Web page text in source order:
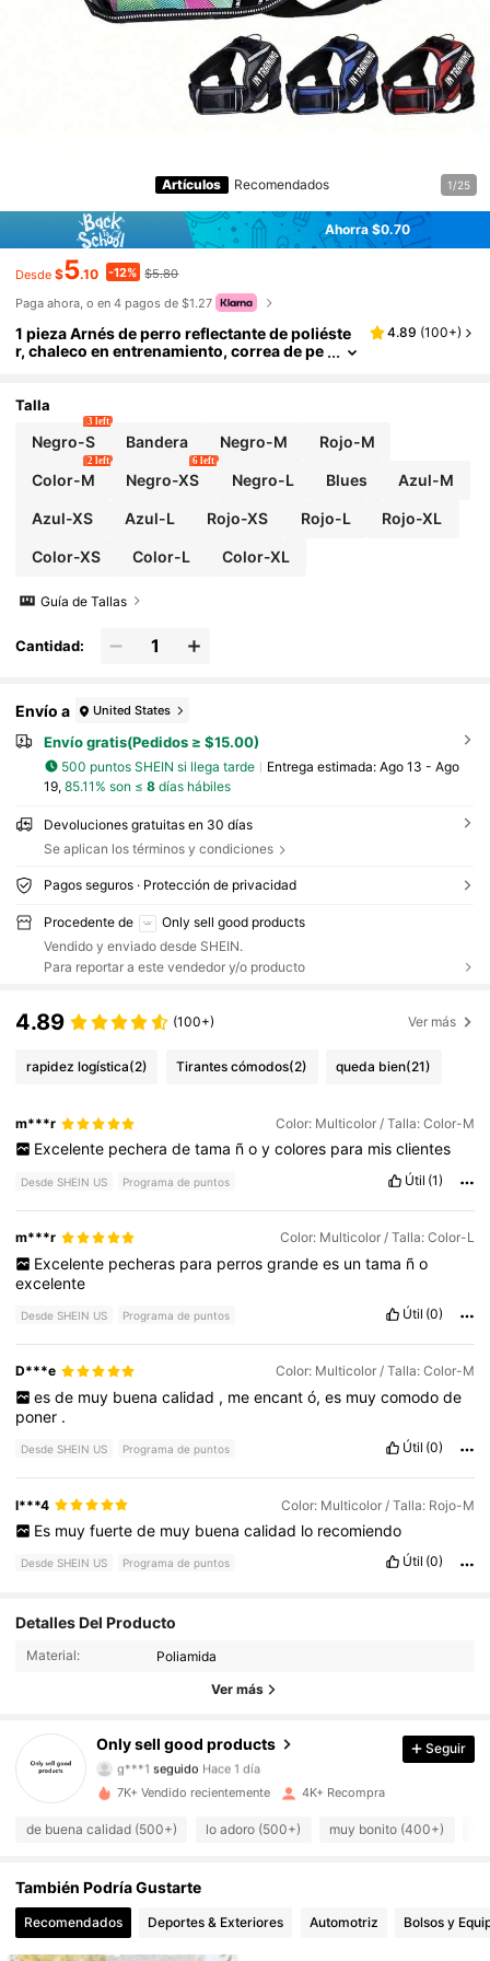
Artículos Recomendados 1/25
Ahorra $0.70
Desde $5.10 -12% $5.80
Paga ahora, o en 4 pagos de $1.27
1 pieza Arnés de perro reflectante de poliéste
r, chaleco en entrenamiento, correa de pe
ros pequeños, medianos y grandes
4.89 (100+)
Talla
Negro-S
3 left
Bandera Negro-M Rojo-M
Color-M
2 left
Negro-XS
6 left
Negro-L Blues Azul-M
Azul-XS Azul-L Rojo-XS Rojo-L Rojo-XL
Color-XS Color-L Color-XL
Guía de Tallas
Cantidad:
Envío a United States
Envío gratis(Pedidos ≥ $15.00)
500 puntos SHEIN si llega tarde Entrega estimada: Ago 13 - Ago
19, 85.11% son ≤ 8días hábiles
Devoluciones gratuitas en 30 días
Se aplican los términos y condiciones
Pagos seguros · Protección de privacidad
Procedente de
Only sell good products
Vendido y enviado desde SHEIN.
Para reportar a este vendedor y/o producto
4.89 (100+) Ver más
rapidez logística(2) Tirantes cómodos(2) queda bien(21)
m***r Color: Multicolor / Talla: Color-M
Excelente pechera de tama ñ o y colores para mis clientes
Desde SHEIN US Programa de puntos Útil (1)
m***r Color: Multicolor / Talla: Color-L
Excelente pecheras para perros grande es un tama ñ o
excelente
Desde SHEIN US Programa de puntos Útil (0)
D***e Color: Multicolor / Talla: Color-M
es de muy buena calidad , me encant ó, es muy comodo de
poner .
Desde SHEIN US Programa de puntos Útil (0)
l***4 Color: Multicolor / Talla: Rojo-M
Es muy fuerte de muy buena calidad lo recomiendo
Desde SHEIN US Programa de puntos Útil (0)
Detalles Del Producto
Material: Poliamida
Ver más
Only sell good products
4.87 592 Seguidores
g***1 seguido
Hace 1 día
4.87
592 Seguidores
4.87 592 Seguidores
4.87 592 Seguidores
Seguir
7K+ Vendido recientemente 4K+ Recompra
de buena calidad (500+) lo adoro (500+) muy bonito (400+)
También Podría Gustarte
Recomendados Deportes & Exteriores Automotriz Bolsos y